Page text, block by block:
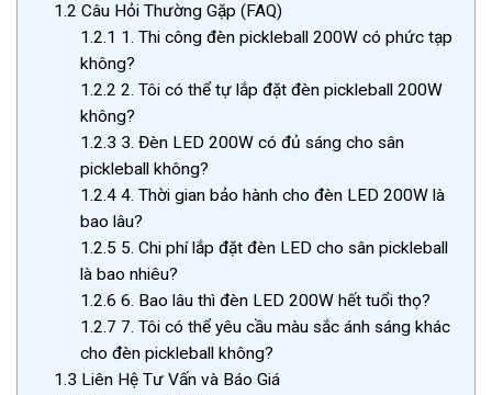
1.2 Câu Hỏi Thường Gặp (FAQ)
1.2.1 1. Thi công đèn pickleball 200W có phức tạp
không?
1.2.2 2. Tôi có thể tự lắp đặt đèn pickleball 200W
không?
1.2.3 3. Đèn LED 200W có đủ sáng cho sân
pickleball không?
1.2.44. Thời gian bảo hành cho đèn LED 200W là
bao lâu?
1.2.5 5. Chi phí lắp đặt đèn LED cho sân pickleball
là bao nhiêu?
1.2.6 6. Bao lâu thì đèn LED 200W hết tuổi thọ?
1.2.7 7. Tôi có thể yêu cầu màu sắc ánh sáng khác
cho đèn pickleball không?
1.3 Liên Hệ Tư Vấn và Báo Giá